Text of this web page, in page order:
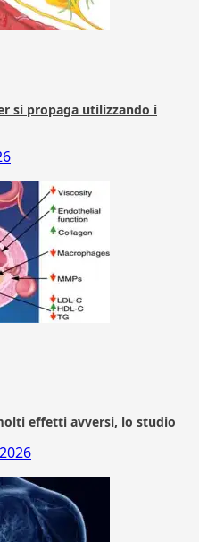
si propaga utilizzando i
effetti avversi, lo studio